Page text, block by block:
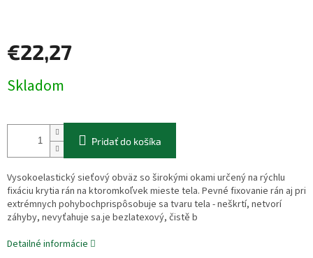
€22,27
cena:
Skladom
Pridať do košíka
Vysokoelastický sieťový obväz so širokými okami určený na rýchlu
fixáciu krytia rán na ktoromkoľvek mieste tela. Pevné fixovanie rán aj pri
extrémnych pohybochprispôsobuje sa tvaru tela - neškrtí, netvorí
záhyby, nevyťahuje sa.je bezlatexový, čistě b
Detailné informácie